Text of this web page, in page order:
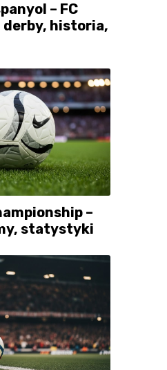
– FC
derby, historia,
–
statystyki